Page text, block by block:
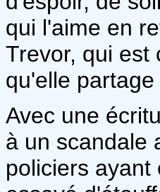
qui l'aime en
Trevor, qui est
qu'elle
Avec une
à un scandale
policiers